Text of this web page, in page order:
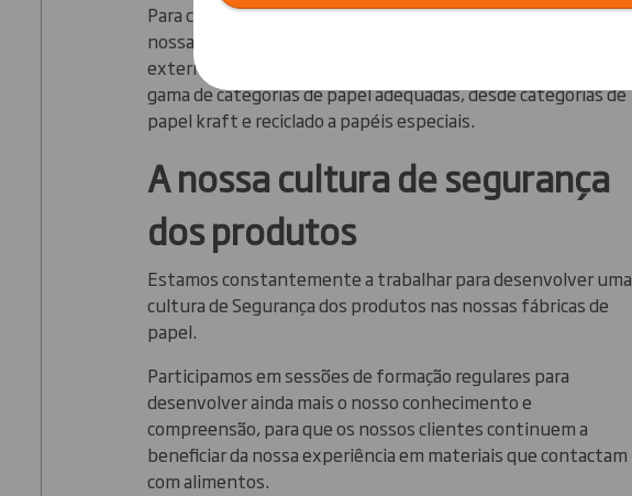
Para consegui-lo, adquirimos fibra de elevada qualidade da
nossa própria Divisão Recycling e de outros fornecedores
externos, que depois utilizamos para fabricar uma vasta
gama de categorias de papel adequadas, desde categorias de
papel kraft e reciclado a papéis especiais.
A nossa cultura de segurança
dos produtos
Estamos constantemente a trabalhar para desenvolver uma
cultura de Segurança dos produtos nas nossas fábricas de
papel.
Participamos em sessões de formação regulares para
desenvolver ainda mais o nosso conhecimento e
compreensão, para que os nossos clientes continuem a
beneficiar da nossa experiência em materiais que contactam
com alimentos.